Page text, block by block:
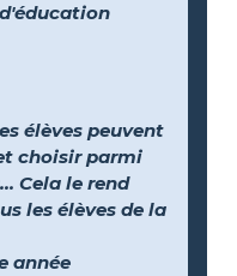
élèves peuvent
choisir parmi
Cela le rend
les élèves de la
année